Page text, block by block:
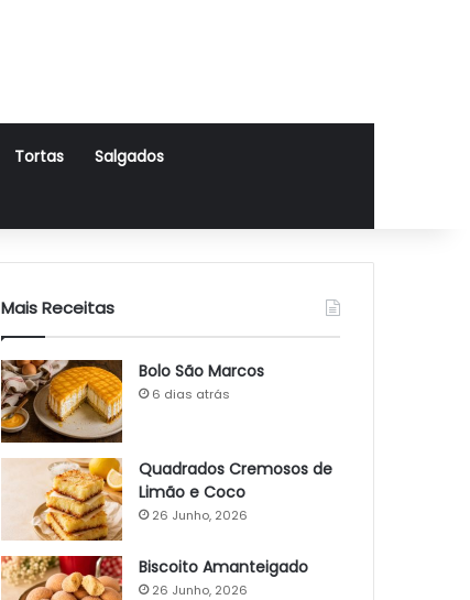
Tortas Salgados
Mais Receitas
Bolo São Marcos
6 dias atrás
Quadrados Cremosos de
Limão e Coco
26 Junho, 2026
Biscoito Amanteigado
26 Junho, 2026